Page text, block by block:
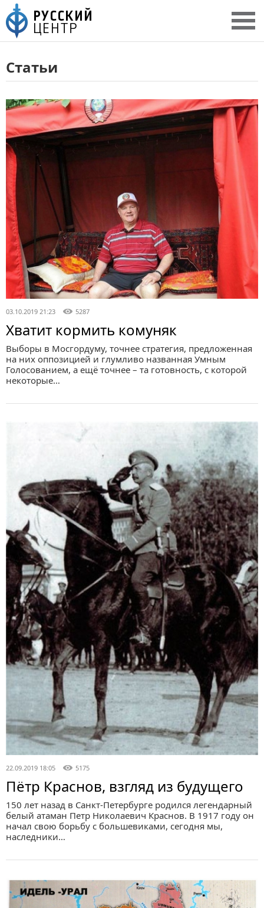
Статьи
03.10.2019 21:23 5287
Хватит кормить комуняк
Выборы в Мосгордуму, точнее стратегия, предложенная
на них оппозицией и глумливо названная Умным
Голосованием, а ещё точнее – та готовность, с которой
некоторые…
22.09.2019 18:05 5175
Пётр Краснов, взгляд из будущего
150 лет назад в Санкт-Петербурге родился легендарный
белый атаман Петр Николаевич Краснов. В 1917 году он
начал свою борьбу с большевиками, сегодня мы,
наследники…